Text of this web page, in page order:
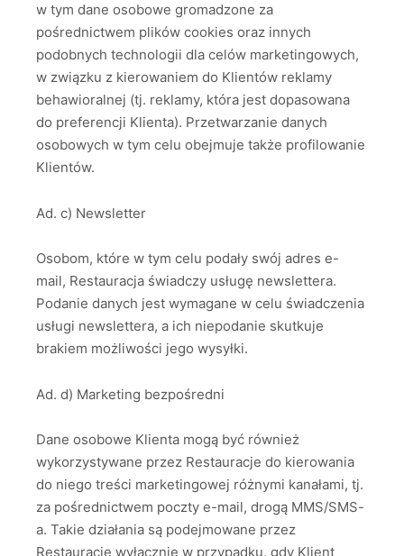
w tym dane osobowe gromadzone za
pośrednictwem plików cookies oraz innych
podobnych technologii dla celów marketingowych,
w związku z kierowaniem do Klientów reklamy
behawioralnej (tj. reklamy, która jest dopasowana
do preferencji Klienta). Przetwarzanie danych
osobowych w tym celu obejmuje także profilowanie
Klientów.
Ad. c) Newsletter
Osobom, które w tym celu podały swój adres e-
mail, Restauracja świadczy usługę newslettera.
Podanie danych jest wymagane w celu świadczenia
usługi newslettera, a ich niepodanie skutkuje
brakiem możliwości jego wysyłki.
Ad. d) Marketing bezpośredni
Dane osobowe Klienta mogą być również
wykorzystywane przez Restauracje do kierowania
do niego treści marketingowej różnymi kanałami, tj.
za pośrednictwem poczty e-mail, drogą MMS/SMS-
a. Takie działania są podejmowane przez
Restauracje wyłącznie w przypadku, gdy Klient